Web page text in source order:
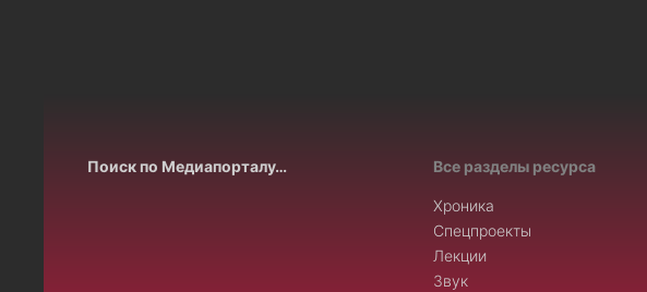
Поиск по Медиапорталу… Все разделы ресурса
Хроника
Спецпроекты
Лекции
Звук